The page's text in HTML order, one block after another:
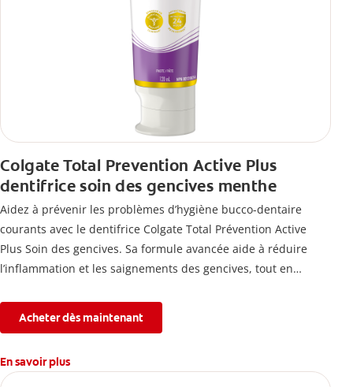
Colgate Total Prevention Active Plus
dentifrice soin des gencives menthe
Aidez à prévenir les problèmes d’hygiène bucco-dentaire
courants avec le dentifrice Colgate Total Prévention Active
Plus Soin des gencives. Sa formule avancée aide à réduire
l’inflammation et les saignements des gencives, tout en
l’érosion de l’émail.
Acheter dès maintenant
En savoir plus